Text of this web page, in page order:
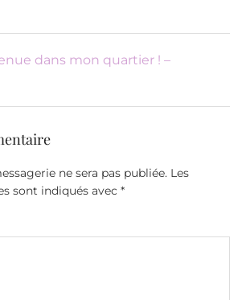
dans mon quartier ! –
ne sera pas publiée. Les
sont indiqués avec *